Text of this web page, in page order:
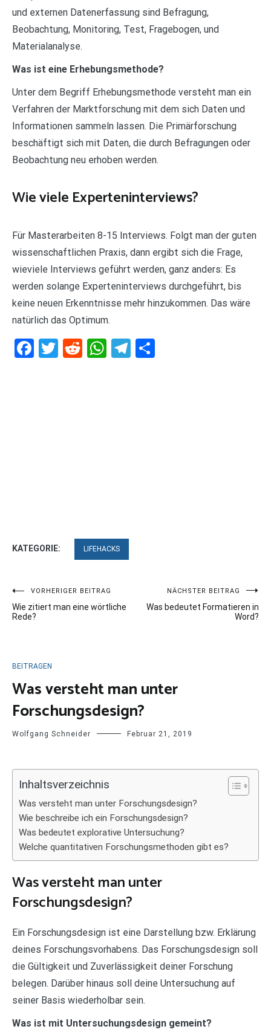
und externen Datenerfassung sind Befragung,
Beobachtung, Monitoring, Test, Fragebogen, und
Materialanalyse.
Was ist eine Erhebungsmethode?
Unter dem Begriff Erhebungsmethode versteht man ein
Verfahren der Marktforschung mit dem sich Daten und
Informationen sammeln lassen. Die Primärforschung
beschäftigt sich mit Daten, die durch Befragungen oder
Beobachtung neu erhoben werden.
Wie viele Experteninterviews?
Für Masterarbeiten 8-15 Interviews. Folgt man der guten
wissenschaftlichen Praxis, dann ergibt sich die Frage,
wieviele Interviews geführt werden, ganz anders: Es
werden solange Experteninterviews durchgeführt, bis
keine neuen Erkenntnisse mehr hinzukommen. Das wäre
natürlich das Optimum.
Facebook
Twitter
RedditWhatsApp
Telegram
KATEGORIE: LIFEHACKS
Beitragsnavigation
VORHERIGER BEITRAG
Wie zitiert man eine wörtliche
Rede?
NÄCHSTER BEITRAG
Was bedeutet Formatieren in
Word?
BEITRAGEN
Was versteht man unter
Forschungsdesign?
Wolfgang Schneider Februar 21, 2019
Inhaltsverzeichnis
Was versteht man unter Forschungsdesign?
Wie beschreibe ich ein Forschungsdesign?
Was bedeutet explorative Untersuchung?
Welche quantitativen Forschungsmethoden gibt es?
Was versteht man unter
Forschungsdesign?
Ein Forschungsdesign ist eine Darstellung bzw. Erklärung
deines Forschungsvorhabens. Das Forschungsdesign soll
die Gültigkeit und Zuverlässigkeit deiner Forschung
belegen. Darüber hinaus soll deine Untersuchung auf
seiner Basis wiederholbar sein.
Was ist mit Untersuchungsdesign gemeint?